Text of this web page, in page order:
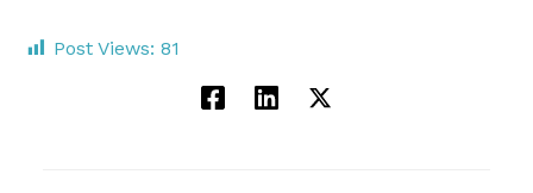
Post Views: 81